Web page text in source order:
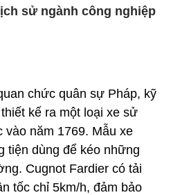
sử ngành công nghiệp
chức quân sự Pháp, kỹ
kế ra một loại xe sử
năm 1769. Mẫu xe
tiện dùng để kéo những
Cugnot Fardier có tải
tốc chỉ 5km/h, đảm bảo